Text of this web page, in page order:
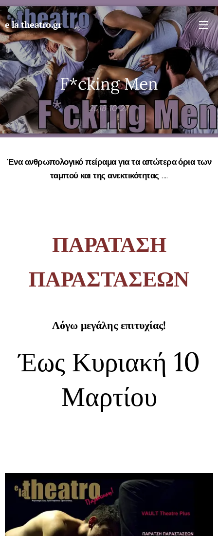
e la theatro.gr
F*cking Men
2018-10-27
Ένα ανθρωπολογικό πείραμα για τα απώτερα όρια των
ταμπού και της ανεκτικότητας ....
ΠΑΡΑΤΑΣΗ
ΠΑΡΑΣΤΑΣΕΩΝ
Λόγω μεγάλης επιτυχίας!
Έως Κυριακή 10
Μαρτίου